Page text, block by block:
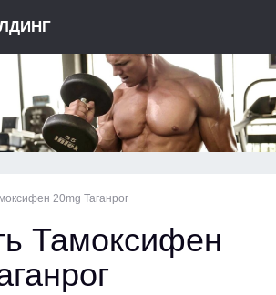
20mg Таганрог
Тамоксифен